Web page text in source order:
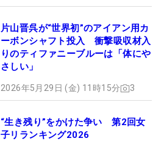
片山晋呉が“世界初”のアイアン用カ
ーボンシャフト投入 衝撃吸収材入
りのティファニーブルーは「体にや
さしい」
2026年5月29日 (金) 11時15分 3
“生き残り”をかけた争い 第2回女
子リランキング2026